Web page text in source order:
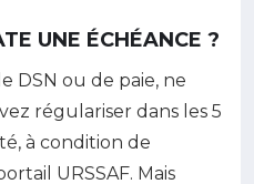
UNE ÉCHÉANCE ?
DSN ou de paie, ne
régulariser dans les 5
à condition de
URSSAF. Mais